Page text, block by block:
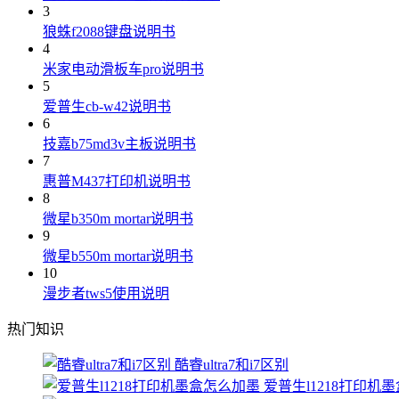
3
狼蛛f2088键盘说明书
4
米家电动滑板车pro说明书
5
爱普生cb-w42说明书
6
技嘉b75md3v主板说明书
7
惠普M437打印机说明书
8
微星b350m mortar说明书
9
微星b550m mortar说明书
10
漫步者tws5使用说明
热门知识
酷睿ultra7和i7区别
爱普生l1218打印机